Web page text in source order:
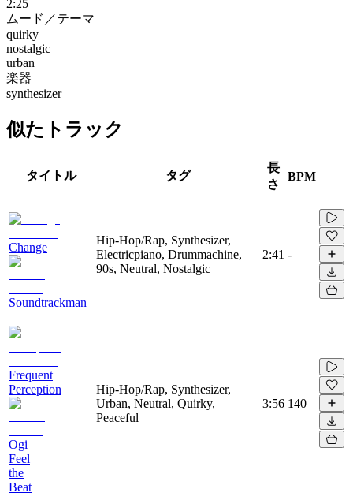
2:25
ムード／テーマ
quirky
nostalgic
urban
楽器
synthesizer
似たトラック
タイトル タグ
長
さ
BPM
Change
Soundtrackman
Hip-Hop/Rap, Synthesizer,
Electricpiano, Drummachine,
90s, Neutral, Nostalgic
2:41 -
Frequent
Perception
Ogi
Feel
the
Beat
Hip-Hop/Rap, Synthesizer,
Urban, Neutral, Quirky,
Peaceful
3:56 140